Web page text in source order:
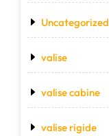
Uncategorized
valise
valise cabine
valise rigide